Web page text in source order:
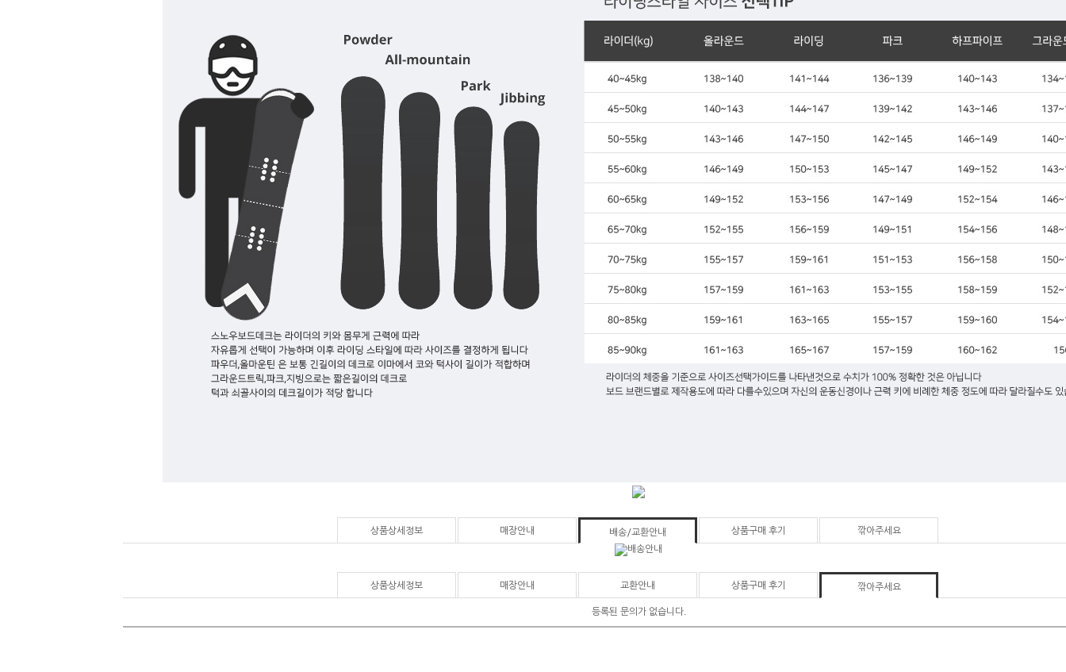
상품상세정보 매장안내 배송/교환안내 상품구매 후기 깎아주세요
상품상세정보 매장안내 교환안내 상품구매 후기 깎아주세요
등록된 문의가 없습니다.